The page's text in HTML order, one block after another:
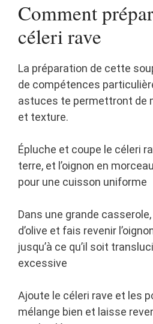
Comment
céleri rave
La préparation de cette
de compétences
astuces te permettront de
et texture.
Épluche et coupe le céleri
terre, et l’oignon en
pour une cuisson uniforme
Dans une grande
d’olive et fais revenir
jusqu’à ce qu’il soit
excessive
Ajoute le céleri rave et les
mélange bien et laisse